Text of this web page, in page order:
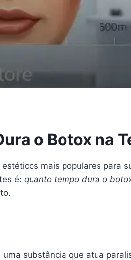
o Botox na
mais populares para
é: quanto tempo dura o
substância que atua